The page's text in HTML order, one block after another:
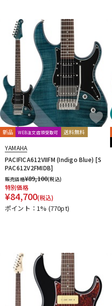
新品 WEB注文店頭受取可 送料無料
YAMAHA
PACIFICA612VIIFM (Indigo Blue) [S
PAC612V2FMIDB]
販売価格¥89,100(税込)
特別価格
¥84,700(税込)
ポイント：1% (770pt)